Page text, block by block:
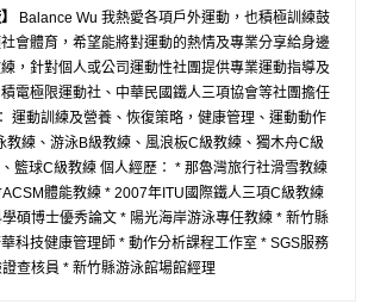
Balance Wu 我熱愛各項戶外運動，也積極訓練鼓
會體育，希望能將對運動的熱情及專業分享給身邊
，針對個人或公司運動性社團提供專業運動指導及
電極限運動社、中華民國鐵人三項協會等社團擔任
運動訓練及營養、恢復策略，健康管理、運動動作
教練、游泳B級教練、風浪板C級教練、獨木舟C級
籃球C級教練 個人經歷： * 那魯灣旅行社滑雪教練
體能教練 * 2007年ITU國際鐵人三項C級教練
碩博士優秀論文 * 陽光海岸游泳專任教練 * 新竹縣
科技健康管理師 * 動作分析課程工作室 * SGS服務
查核員 * 新竹縣游泳館場館經理